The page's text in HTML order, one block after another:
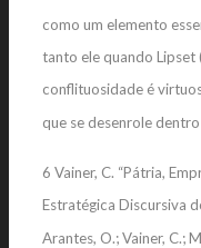
como um elemento
tanto ele quando Lipset
conflituosidade é
que se desenrole
6 Vainer, C. “Pátria,
Estratégica Discursiva
Arantes, O.; Vainer, C.;